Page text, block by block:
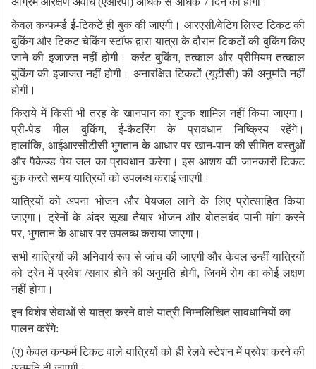
केवल कन्फर्म्ड ई-टिकटें ही बुक की जाएंगी। आरएसी/वेटिंग लिस्ट टिकट की
बुकिंग और टिकट चेकिंग स्टॉफ द्वारा यात्रा के दौरान टिकटों की बुकिंग किए
जाने की इजाजत नहीं होगी। करंट बुकिंग,तत्काल और प्रीमियम तत्काल
बुकिंग की इजाजत नहीं होगी। अनारक्षित टिकटों (यूटीसी) की अनुमति नहीं
होगी।
किराये में किसी भी तरह के खानपान का शुल्क शामिल नहीं किया जाएगा।
प्री-पेड मील बुकिंग,ई-कैटरिंग के प्रावधान निष्क्रिय रहेंगे।
हालांकि, आईआरसीटीसी भुगतान के आधार पर खान-पान की सीमित वस्तुओं
और पैकेज्ड पेय जल का प्रावधान करेगा। इस आशय की जानकारी टिकट
बुक करते समय यात्रियों को उपलब्ध कराई जाएगी।
यात्रियों को अपना भोजन और पेयजल लाने के लिए प्रोत्साहित किया
जाएगा। ट्रेनों के अंदर सूखा तैयार भोजन और बोतलबंद पानी मांग करने
पर, भुगतान के आधार पर उपलब्ध कराया जाएगा।
सभी यात्रियों की अनिवार्य रूप से जांच की जाएगी और केवल उन्हीं यात्रियों
को ट्रेन में प्रवेश /सवार होने की अनुमति होगी,जिनमें रोग का कोई लक्षण
नहीं होगा।
इन विशेष सेवाओं से यात्रा करने वाले यात्री निम्नलिखित सावधानियों का
पालन करेंगे:
(ए) केवल कन्फर्म टिकट वाले यात्रियों को ही रेलवे स्टेशन में प्रवेश करने की